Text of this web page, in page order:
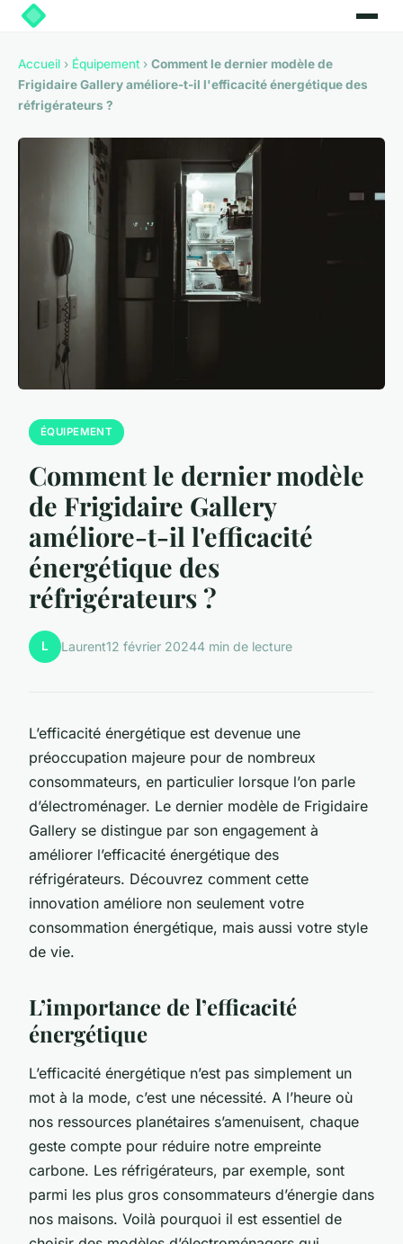
Accueil › Équipement › Comment le dernier modèle de
Frigidaire Gallery améliore-t-il l'efficacité énergétique des
réfrigérateurs ?
ÉQUIPEMENT
Comment le dernier modèle
de Frigidaire Gallery
améliore-t-il l'efficacité
énergétique des
réfrigérateurs ?
L Laurent12 février 20244 min de lecture
L’efficacité énergétique est devenue une
préoccupation majeure pour de nombreux
consommateurs, en particulier lorsque l’on parle
d’électroménager. Le dernier modèle de Frigidaire
Gallery se distingue par son engagement à
améliorer l’efficacité énergétique des
réfrigérateurs. Découvrez comment cette
innovation améliore non seulement votre
consommation énergétique, mais aussi votre style
de vie.
L’importance de l’efficacité
énergétique
L’efficacité énergétique n’est pas simplement un
mot à la mode, c’est une nécessité. A l’heure où
nos ressources planétaires s’amenuisent, chaque
geste compte pour réduire notre empreinte
carbone. Les réfrigérateurs, par exemple, sont
parmi les plus gros consommateurs d’énergie dans
nos maisons. Voilà pourquoi il est essentiel de